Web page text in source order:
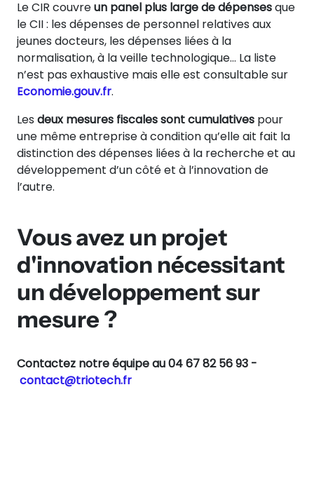
Le CIR couvreun panel plus large de dépensesque
le CII : les dépenses de personnel relatives aux
jeunes docteurs, les dépenses liées à la
normalisation, à la veille technologique… La liste
n’est pas exhaustive mais elle est consultable sur
Economie.gouv.fr.
Les deux mesures fiscales sont cumulatives pour
une même entreprise à condition qu’elle ait fait la
distinction des dépenses liées à la recherche et au
développement d’un côté et à l’innovation de
l’autre.
Vous avez un projet
d'innovation nécessitant
un développement sur
mesure ?
Contactez notre équipe au 04 67 82 56 93 -
contact@triotech.fr